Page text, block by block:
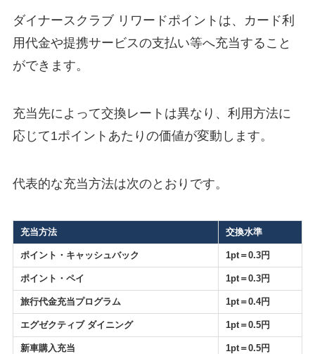
ダイナースクラブ リワードポイントは、カード利
用代金や提携サービスの支払い等へ充当すること
ができます。
充当先によって交換レートは異なり、利用方法に
応じて1ポイントあたりの価値が変動します。
代表的な充当方法は次のとおりです。
充当方法 交換水準
ポイント・キャッシュバック 1pt＝0.3円
ポイント・ペイ 1pt＝0.3円
旅行代金充当プログラム 1pt＝0.4円
エグゼクティブ ダイニング 1pt＝0.5円
新車購入充当 1pt＝0.5円